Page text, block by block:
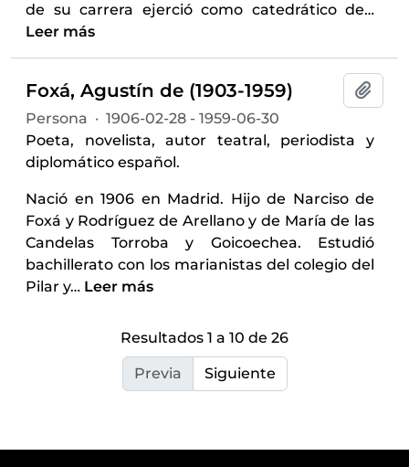
de su carrera ejerció como catedrático de…
Leer más
Foxá, Agustín de (1903-1959)
Persona · 1906-02-28 - 1959-06-30
Poeta, novelista, autor teatral, periodista y
diplomático español.
Nació en 1906 en Madrid. Hijo de Narciso de
Foxá y Rodríguez de Arellano y de María de las
Candelas Torroba y Goicoechea. Estudió
bachillerato con los marianistas del colegio del
Pilar y… Leer más
Resultados 1 a 10 de 26
Previa Siguiente